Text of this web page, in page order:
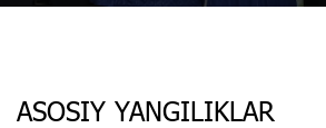
ASOSIY YANGILIKLAR